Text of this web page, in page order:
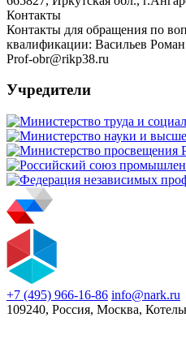
Контакты
Контакты для обращения по
квалификации: Васильев
Prof-obr@rikp38.ru
Учредители
+7 (495) 966-16-86 info@nark.ru
109240, Россия, Москва,